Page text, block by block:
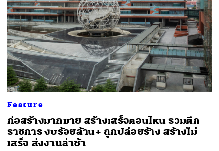
Feature
ก่อสร้างมากมาย สร้างเสร็จตอนไหน รวมตึก
ราชการ งบร้อยล้าน+ ถูกปล่อยร้าง สร้างไม่
เสร็จ ส่งงานล่าช้า